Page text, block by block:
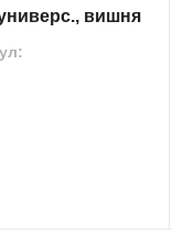
вишня